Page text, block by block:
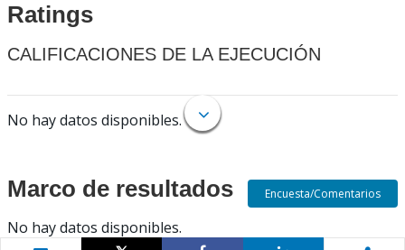
Ratings
CALIFICACIONES DE LA EJECUCIÓN
No hay datos disponibles.
Marco de resultados
No hay datos disponibles.
Encuesta/Comentarios